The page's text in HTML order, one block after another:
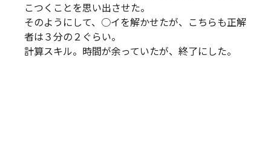
こつくことを思い出させた。
そのようにして、○イを解かせたが、こちらも正解
者は３分の２ぐらい。
計算スキル。時間が余っていたが、終了にした。